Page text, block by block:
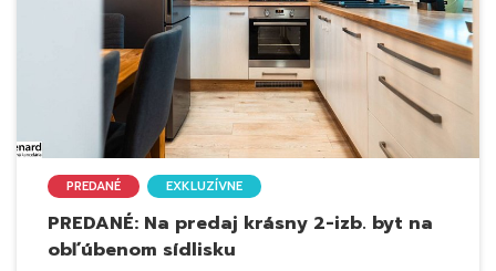
PREDANÉ EXKLUZÍVNE
PREDANÉ: Na predaj krásny 2-izb. byt na
obľúbenom sídlisku